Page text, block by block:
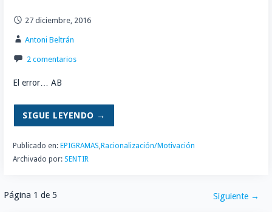
27 diciembre, 2016
Antoni Beltrán
2 comentarios
El error… AB
SIGUE LEYENDO →
Publicado en: EPIGRAMAS,Racionalización/Motivación
Archivado por: SENTIR
Navegación
Página 1 de 5 Siguiente →